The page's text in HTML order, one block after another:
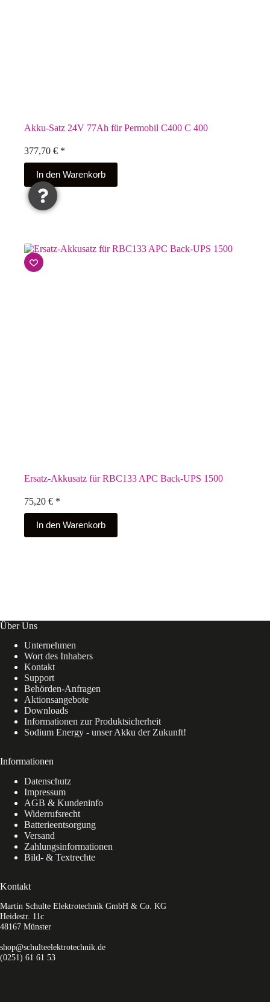
Akku-Satz 24V 77Ah für Permobil C400 C 400
377,70 € *
In den Warenkorb
Ersatz-Akkusatz für RBC133 APC Back-UPS 1500
75,20 € *
In den Warenkorb
Über Uns
Unternehmen
Wort des Inhabers
Kontakt
Support
Behörden-Anfragen
Aktionsangebote
Downloads
Informationen zur Produktsicherheit
Sodium Energy - unser Akku der Zukunft!
Informationen
Datenschutz
Impressum
AGB & Kundeninfo
Widerrufsrecht
Batterieentsorgung
Versand
Zahlungsinformationen
Bild- & Textrechte
Kontakt
Martin Schulte Elektrotechnik GmbH & Co. KG
Heidestr. 11c
48167 Münster
shop@schulteelektrotechnik.de
(0251) 61 61 53